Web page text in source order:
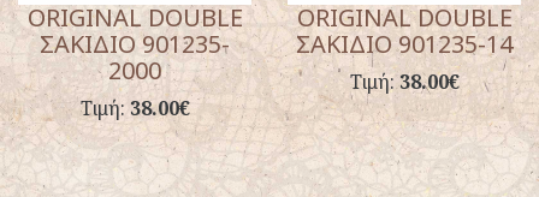
ORIGINAL DOUBLE
ΣΑΚΙΔΙΟ 901235-
2000
Τιμή: 38.00€
ORIGINAL DOUBLE
ΣΑΚΙΔΙΟ 901235-14
Τιμή:38.00€